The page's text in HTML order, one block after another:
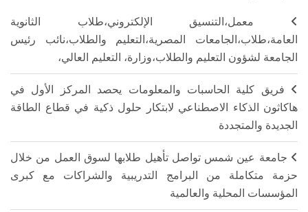
معمل،التنسيق الإلكتروني،طلاب الثانوية
العامة،طلاب،الجامعات المصرية،التعليم والطلاب،نائب رئيس
الجامعة لشؤون التعليم والطلاب،وزارة، التعليم العالي،
فريق كلية الحاسبات والمعلومات يحصد المركز الأول في
هاكاثون الذكاء الاصطناعي لابتكار حلول ذكية في قطاع الطاقة
الجديدة والمتجددة
جامعة عين شمس تواصل تأهيل طلابها لسوق العمل من خلال
حزمة متكاملة من البرامج التدريبية والشراكات مع كبرى
المؤسسات المحلية والعالمية